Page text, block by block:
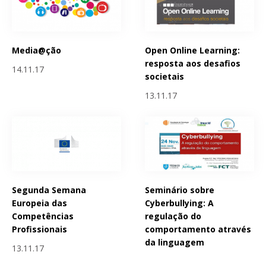
Media@ção
14.11.17
Open Online Learning:
resposta aos desafios
societais
13.11.17
Segunda Semana
Europeia das
Competências
Profissionais
13.11.17
Seminário sobre
Cyberbullying: A
regulação do
comportamento através
da linguagem